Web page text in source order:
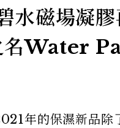
水磁場凝
名Water
年的保濕新品除